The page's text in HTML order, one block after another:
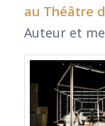
au Théâtre
Auteur et